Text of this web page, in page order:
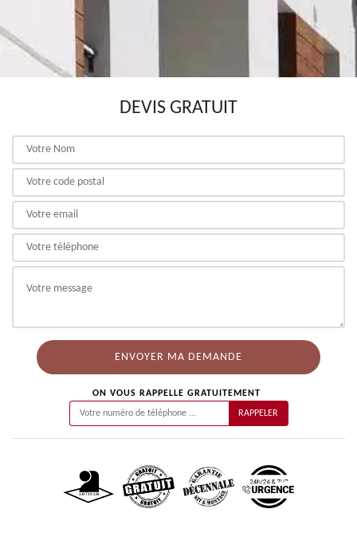
DEVIS GRATUIT
ON VOUS RAPPELLE GRATUITEMENT